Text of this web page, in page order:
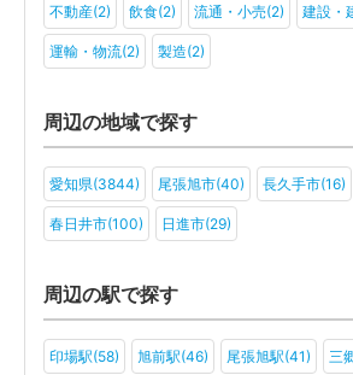
不動産(2) 飲食(2) 流通・小売(2) 建設・
運輸・物流(2) 製造(2)
周辺の地域で探す
愛知県(3844) 尾張旭市(40) 長久手市(16)
春日井市(100) 日進市(29)
周辺の駅で探す
印場駅(58) 旭前駅(46) 尾張旭駅(41) 三